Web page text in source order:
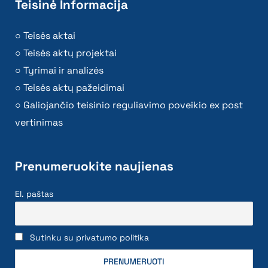
Teisinė Informacija
Teisės aktai
Teisės aktų projektai
Tyrimai ir analizės
Teisės aktų pažeidimai
Galiojančio teisinio reguliavimo poveikio ex post
vertinimas
Prenumeruokite naujienas
El. paštas
Sutinku su privatumo politika